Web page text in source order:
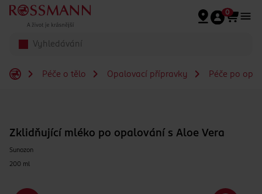
Přeskočit na hlavmní obsah
0
Péče o tělo Opalovací přípravky Péče po
Zklidňující mléko po opalování s Aloe Vera
Sunozon
200 ml